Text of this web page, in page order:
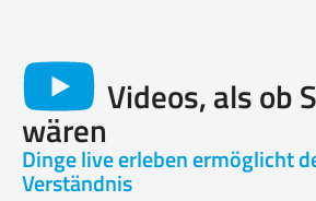
Videos, als ob
wären
Dinge live erleben ermöglicht
Verständnis